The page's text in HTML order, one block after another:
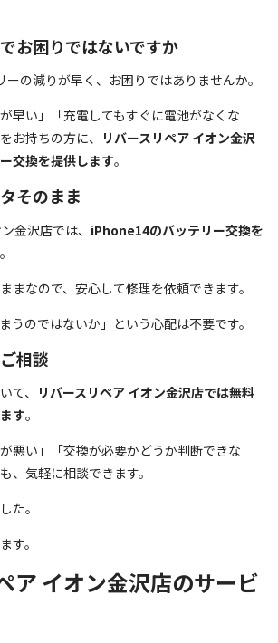
お困りではないですか
の減りが早く、お困りではありませんか。
早い」「充電してもすぐに電池がなくな
お持ちの方に、 リバースリペア イオン金沢
交換を提供します。
そのまま
金沢店では、 iPhone14のバッテリー交換を
。
まなので、安心して修理を依頼できます。
うのではないか」という心配は不要です。
相談
て、 リバースリペア イオン金沢店では無料
す。
悪い」「交換が必要かどうか判断できな
、気軽に相談できます。
た。
す。
ア イオン金沢店のサービ